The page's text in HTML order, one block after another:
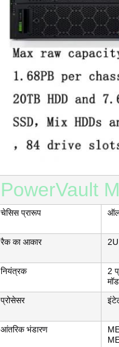
PowerVault
चेसिस प्रारूप
रैक का आकार
नियंत्रक
2
प्रोसेसर
आंतरिक भंडारण